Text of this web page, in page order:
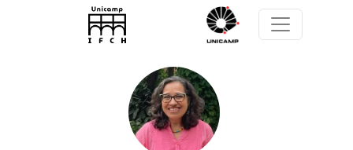
Pular para o conteúdo principal